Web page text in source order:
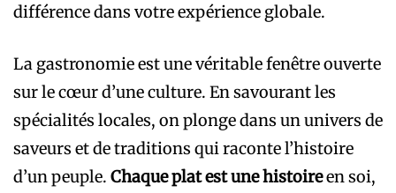
différence dans votre expérience globale.
La gastronomie est une véritable fenêtre ouverte
sur le cœur d’une culture. En savourant les
spécialités locales, on plonge dans un univers de
saveurs et de traditions qui raconte l’histoire
d’un peuple. Chaque plat est une histoireen soi,